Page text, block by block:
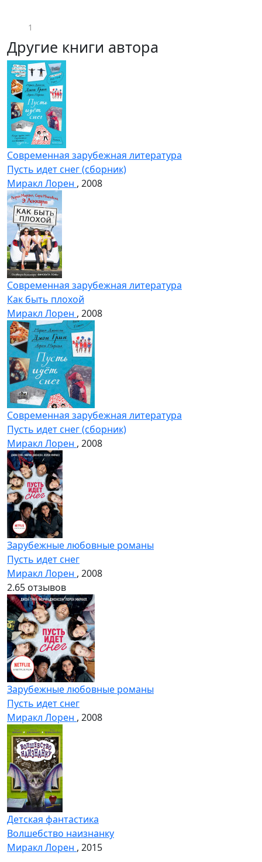
1
Другие книги автора
Современная зарубежная литература
Пусть идет снег (сборник)
Миракл Лорен , 2008
Современная зарубежная литература
Как быть плохой
Миракл Лорен , 2008
Современная зарубежная литература
Пусть идет снег (сборник)
Миракл Лорен , 2008
Зарубежные любовные романы
Пусть идет снег
Миракл Лорен , 2008
2.65 отзывов
Зарубежные любовные романы
Пусть идет снег
Миракл Лорен , 2008
Детская фантастика
Волшебство наизнанку
Миракл Лорен , 2015